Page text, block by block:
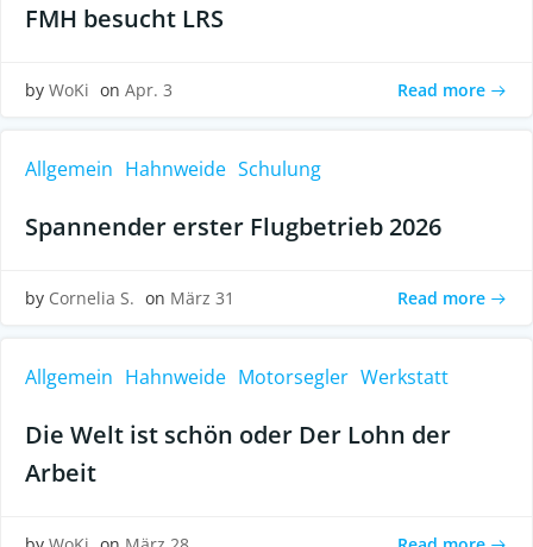
FMH besucht LRS
by WoKi on Apr. 3 Read more
Allgemein Hahnweide Schulung
Spannender erster Flugbetrieb 2026
by Cornelia S. on März 31 Read more
Allgemein Hahnweide Motorsegler Werkstatt
Die Welt ist schön oder Der Lohn der
Arbeit